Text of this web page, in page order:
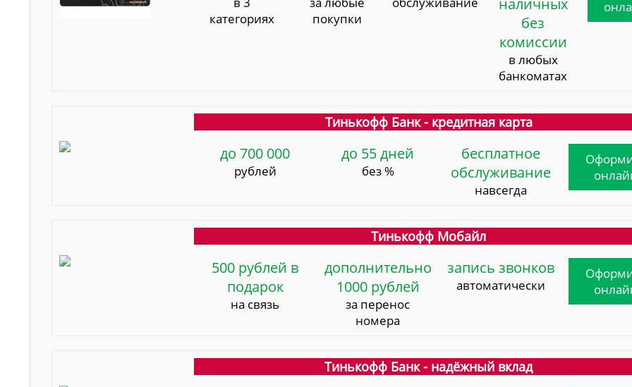
категориях
покупки
без
комиссии
в любых
банкоматах
Тинькофф Банк - кредитная карта
до 700 000
рублей
до 55 дней
без %
бесплатное
обслуживание
навсегда
Тинькофф Мобайл
500 рублей в
подарок
на связь
дополнительно
1000 рублей
за перенос
номера
запись звонков
автоматически
Тинькофф Банк - надёжный вклад